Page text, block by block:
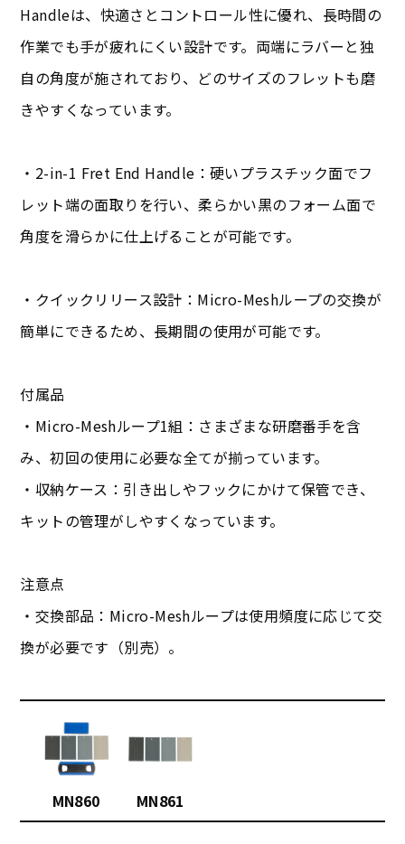
Handleは、快適さとコントロール性に優れ、長時間の
作業でも手が疲れにくい設計です。両端にラバーと独
自の角度が施されており、どのサイズのフレットも磨
きやすくなっています。
・2-in-1 Fret End Handle：硬いプラスチック面でフ
レット端の面取りを行い、柔らかい黒のフォーム面で
角度を滑らかに仕上げることが可能です。
・クイックリリース設計：Micro-Meshループの交換が
簡単にできるため、長期間の使用が可能です。
付属品
・Micro-Meshループ1組：さまざまな研磨番手を含
み、初回の使用に必要な全てが揃っています。
・収納ケース：引き出しやフックにかけて保管でき、
キットの管理がしやすくなっています。
注意点
・交換部品：Micro-Meshループは使用頻度に応じて交
換が必要です（別売）。
MN860 MN861